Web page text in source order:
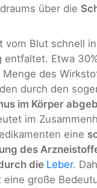
über die
vom Blut schnell
entfaltet. Etwa
des
durch den
im Körper
im
eine
des
die Leber.
große